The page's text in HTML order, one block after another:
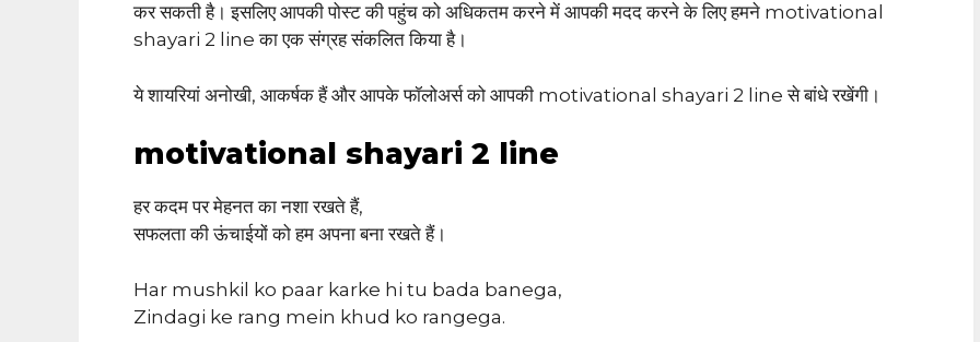
कर सकती है। इसलिए आपकी पोस्ट की पहुंच को अधिकतम करने में आपकी मदद करने के लिए हमने motivational
shayari 2 line का एक संग्रह संकलित किया है।
ये शायरियां अनोखी, आकर्षक हैं और आपके फॉलोअर्स को आपकी motivational shayari 2 line से बांधे रखेंगी।
motivational shayari 2 line
हर कदम पर मेहनत का नशा रखते हैं,
सफलता की ऊंचाईयों को हम अपना बना रखते हैं।
Har mushkil ko paar karke hi tu bada banega,
Zindagi ke rang mein khud ko rangega.